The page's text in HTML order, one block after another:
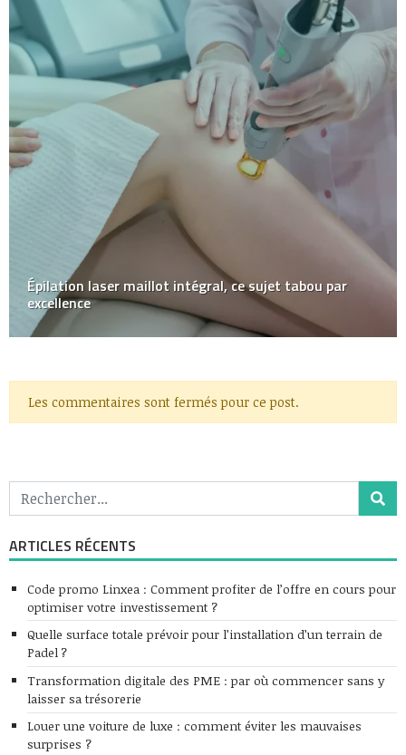
Épilation laser maillot intégral, ce sujet tabou par
excellence
Les commentaires sont fermés pour ce post.
ARTICLES RÉCENTS
Code promo Linxea : Comment profiter de l’offre en cours pour
optimiser votre investissement ?
Quelle surface totale prévoir pour l’installation d’un terrain de
Padel ?
Transformation digitale des PME : par où commencer sans y
laisser sa trésorerie
Louer une voiture de luxe : comment éviter les mauvaises
surprises ?